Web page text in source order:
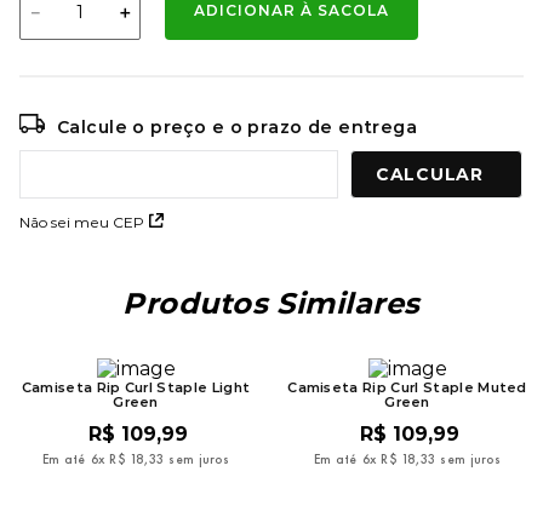
＋
－ ADICIONAR À SACOLA
Calcule o preço e o prazo de entrega
Não sei meu CEP
Produtos Similares
Camiseta Rip Curl Staple Light
Green
R$ 109,99
Em até 6x R$ 18,33 sem juros
Camiseta Rip Curl Staple Muted
Green
R$ 109,99
Em até 6x R$ 18,33 sem juros